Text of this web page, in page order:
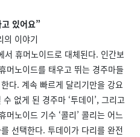
있어요”
의 이야기
휴머노이드로 대체된다. 인간보
머노이드를 태우고 뛰는 경주마들
다. 계속 빠르게 달리기만을 강요
없게 된 경주마 ‘투데이’, 그리고
노이드 기수 ‘콜리’ 콜리는 어느
선택한다. 투데이가 다리를 완전